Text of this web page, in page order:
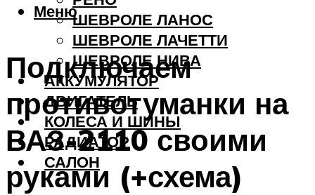
ШЕВРОЛЕ ЛАНОС
ШЕВРОЛЕ ЛАЧЕТТИ
ШЕВРОЛЕ НИВА
АККУМУЛЯТОР
ДВИГАТЕЛЬ
КОЛЕСА И ШИНЫ
РАДИАТОР
САЛОН
Меню
Подключаем
противотуманки на
ВАЗ-2110 своими
руками (+схема)